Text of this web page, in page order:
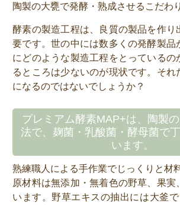
陶製の大甕で発酵・熟成させるこだわ
酵素の製造工程は、良質の製品を作り
要です。世の中には数多くの発酵製品
にどのような製造工程をとっているの
るところは少ないのが現状です。それ
になるのではないでしょうか？
プレミアム酵素MAP+は、陶製
法で、麹菌・乳酸菌・酵母菌で
います。
熟練職人による手作業でじっくりと材
原材料は無添加・無着色の野草、果実
います。野草エキスの抽出には大釜